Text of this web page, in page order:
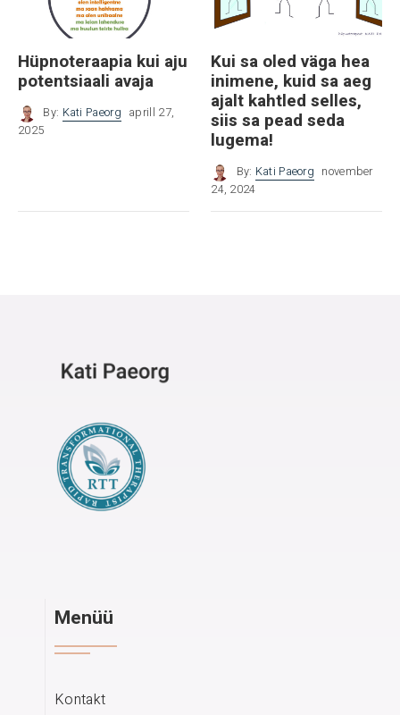
Hüpnoteraapia kui aju
potentsiaali avaja
By: Kati Paeorg aprill 27,
2025
Kui sa oled väga hea
inimene, kuid sa aeg
ajalt kahtled selles,
siis sa pead seda
lugema!
By: Kati Paeorg november
24, 2024
Menüü
Kontakt